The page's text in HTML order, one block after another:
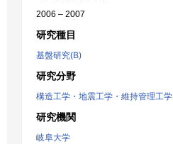
2006 – 2007
研究種目
基盤研究(B)
研究分野
構造工学・地震工学・維持管理工学
研究機関
岐阜大学